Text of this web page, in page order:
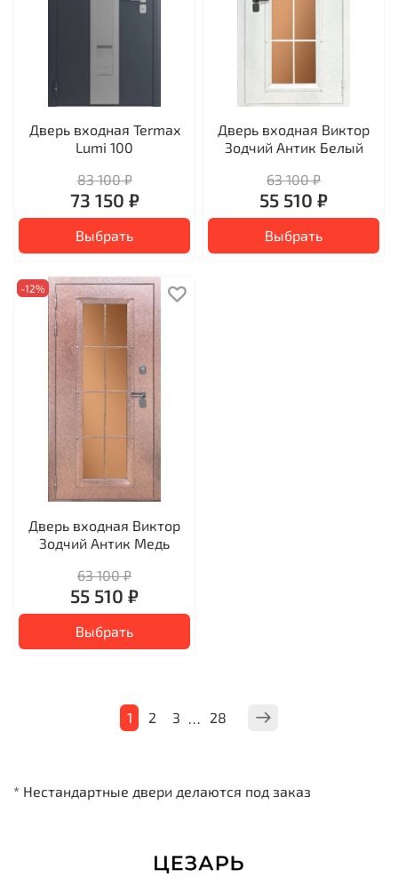
Дверь входная Termax
Lumi 100
83 100 ₽
73 150 ₽
Выбрать
Дверь входная Виктор
Зодчий Антик Белый
63 100 ₽
55 510 ₽
Выбрать
-12%
Дверь входная Виктор
Зодчий Антик Медь
63 100 ₽
55 510 ₽
Выбрать
1 2 3 … 28
* Нестандартные двери делаются под заказ